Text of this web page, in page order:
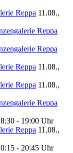
Reppa 11.08.,
Reppa
Reppa
Reppa 11.08.,
Reppa 11.08.,
Reppa
- 19:00 Uhr
Reppa 11.08.,
- 20:45 Uhr